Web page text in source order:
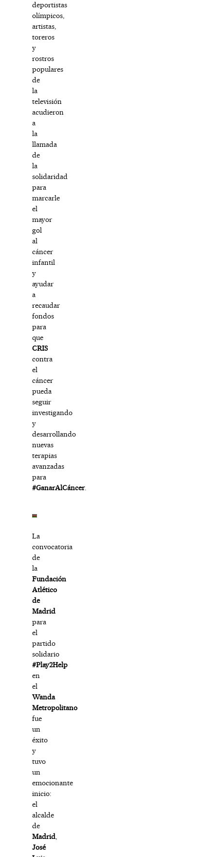
deportistas
olímpicos,
artistas,
toreros
y
rostros
populares
de
la
televisión
acudieron
a
la
llamada
de
la
solidaridad
para
marcarle
el
mayor
gol
al
cáncer
infantil
y
ayudar
a
recaudar
fondos
para
que
CRIS
contra
el
cáncer
pueda
seguir
investigando
y
desarrollando
nuevas
terapias
avanzadas
para
#GanarAlCáncer.
La
convocatoria
de
la
Fundación
Atlético
de
Madrid
para
el
partido
solidario
#Play2Help
en
el
Wanda
Metropolitano
fue
un
éxito
y
tuvo
un
emocionante
inicio:
el
alcalde
de
Madrid,
José